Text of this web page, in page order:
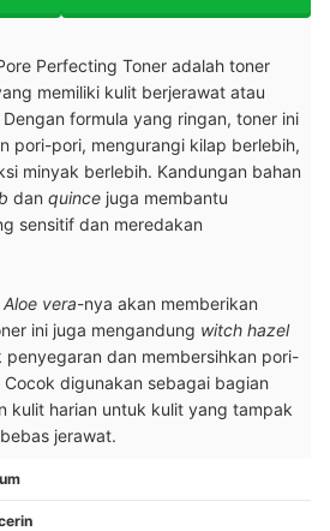
Perfecting Toner adalah toner
memiliki kulit berjerawat atau
formula yang ringan, toner ini
pori-pori, mengurangi kilap berlebih,
minyak berlebih. Kandungan bahan
dan quince juga membantu
sensitif dan meredakan
Aloe vera-nya akan memberikan
ini juga mengandung witch hazel
dan membersihkan pori-
digunakan sebagai bagian
kulit harian untuk kulit yang tampak
jerawat.